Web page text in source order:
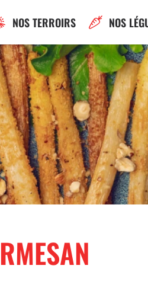
NOS TERROIRS NOS